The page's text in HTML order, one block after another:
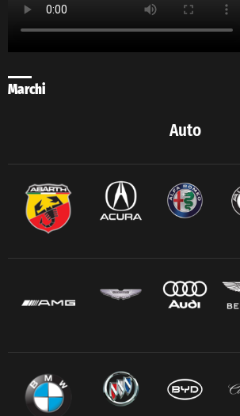
Marchi
Auto